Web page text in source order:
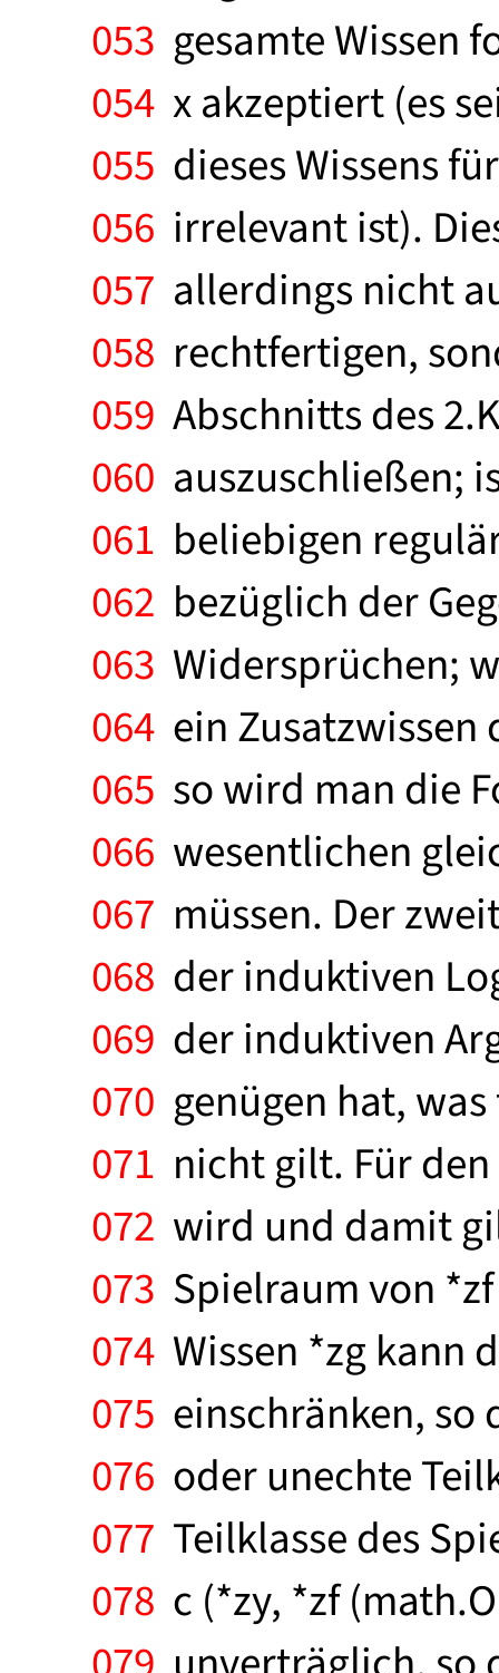
053 gesamte Wissen
054 x akzeptiert (es
055 dieses Wissens
056 irrelevant ist).
057 allerdings nicht
058 rechtfertigen,
059 Abschnitts des
060 auszuschließen;
061 beliebigen
062 bezüglich der
063 Widersprüchen;
064 ein
065 so wird man die
066 wesentlichen
067 müssen. Der
068 der induktiven
069 der induktiven
070 genügen hat,
071 nicht gilt. Für
072 wird und damit
073 Spielraum von
074 Wissen *zg kann
075 einschränken, so
076 oder unechte
077 Teilklasse des
078 c (*zy, *zf